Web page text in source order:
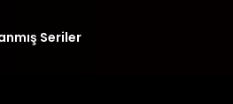
Seriler